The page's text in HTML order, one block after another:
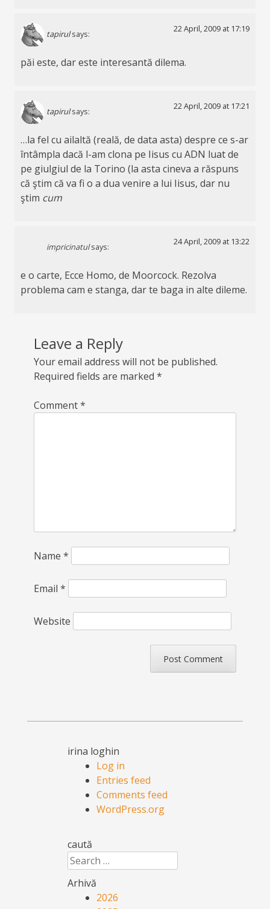
tapirul says:
22 April, 2009 at 17:19
păi este, dar este interesantă dilema.
tapirul says:
22 April, 2009 at 17:21
…la fel cu ailaltă (reală, de data asta) despre ce s-ar
întâmpla dacă l-am clona pe Iisus cu ADN luat de
pe giulgiul de la Torino (la asta cineva a răspuns
că ştim că va fi o a dua venire a lui Iisus, dar nu
ştim cum
impricinatul says:
24 April, 2009 at 13:22
e o carte, Ecce Homo, de Moorcock. Rezolva
problema cam e stanga, dar te baga in alte dileme.
Leave a Reply
Your email address will not be published.
Required fields are marked *
Comment*
Name *
Email *
Website
irina loghin
Log in
Entries feed
Comments feed
WordPress.org
caută
Search
Arhivă
2026